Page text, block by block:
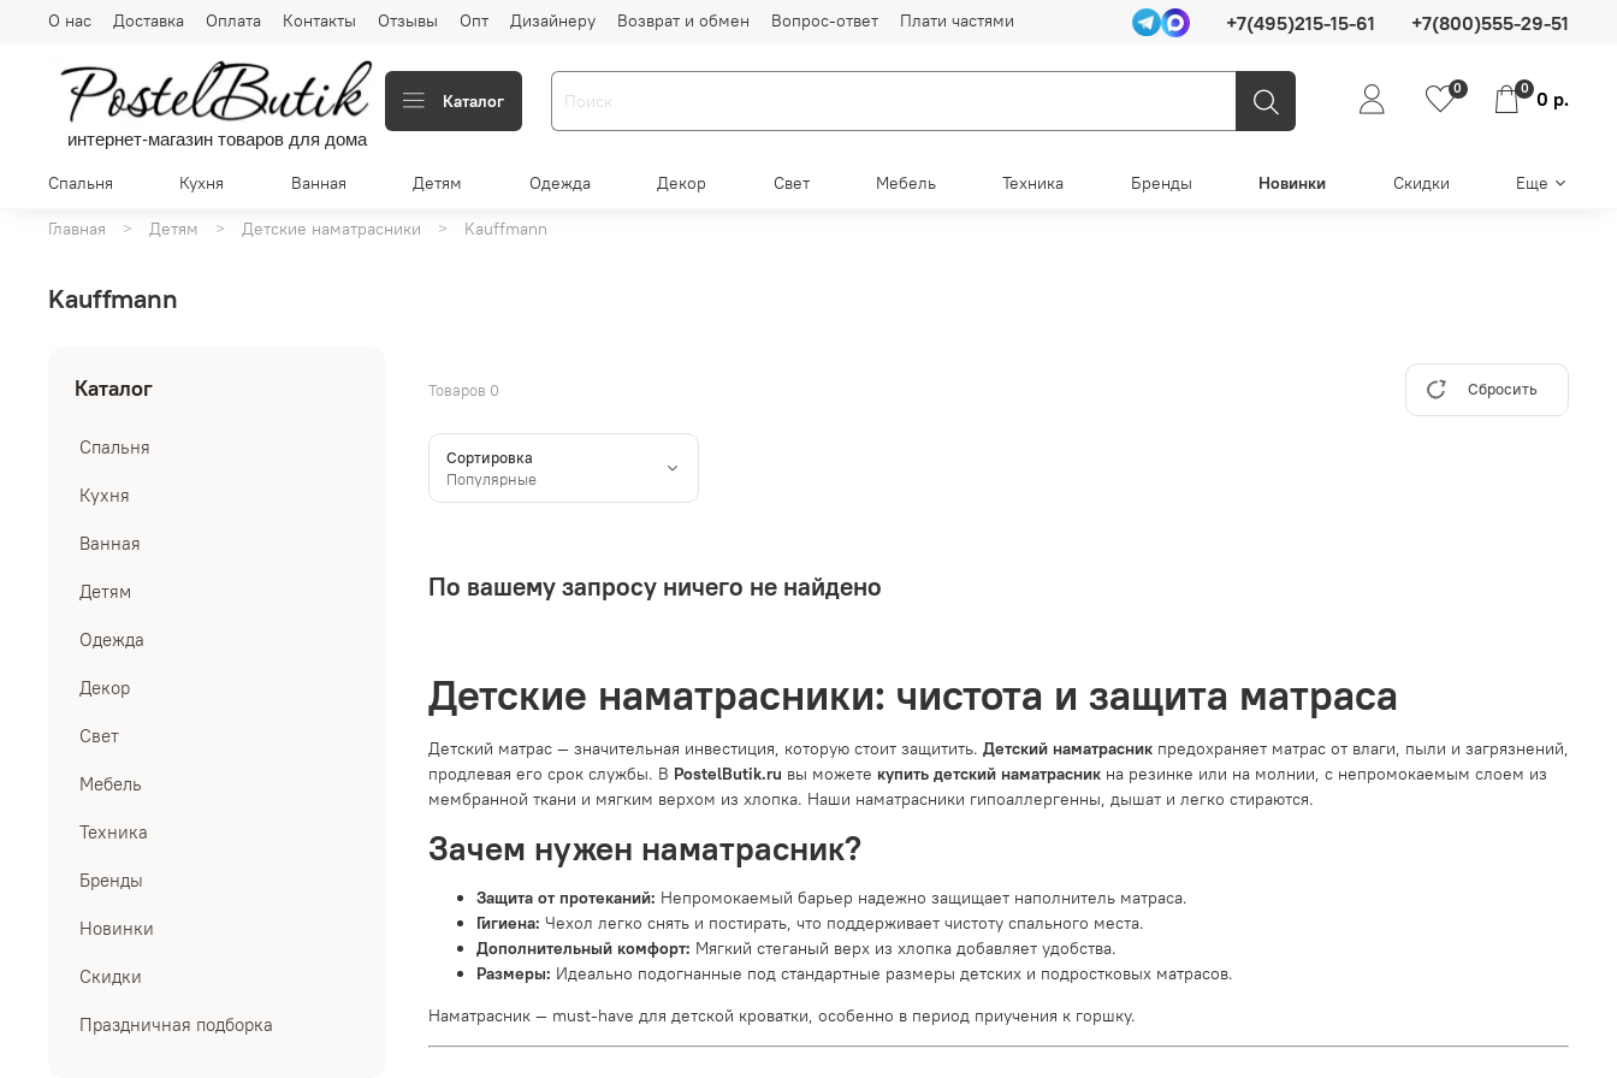
О нас Доставка Оплата Контакты Отзывы Опт Дизайнеру Возврат и обмен Вопрос-ответ Плати частями +7(495)215-15-61 +7(800)555-29-51
интернет-магазин товаров для дома
Каталог
0 0 0 р.
Спальня Кухня Ванная Детям Одежда Декор Свет Мебель Техника Бренды Новинки Скидки Еще
Главная Детям Детские наматрасники Kauffmann
Kauffmann
Товаров 0 Сбросить
Сортировка
По вашему запросу ничего не найдено
Детские наматрасники: чистота и защита матраса
Детский матрас — значительная инвестиция, которую стоит защитить. Детский наматрасникпредохраняет матрас от влаги, пыли и загрязнений,
продлевая его срок службы. В PostelButik.ru вы можете купить детский наматрасникна резинке или на молнии, с непромокаемым слоем из
мембранной ткани и мягким верхом из хлопка. Наши наматрасники гипоаллергенны, дышат и легко стираются.
Зачем нужен наматрасник?
Защита от протеканий: Непромокаемый барьер надежно защищает наполнитель матраса.
Гигиена: Чехол легко снять и постирать, что поддерживает чистоту спального места.
Дополнительный комфорт: Мягкий стеганый верх из хлопка добавляет удобства.
Размеры: Идеально подогнанные под стандартные размеры детских и подростковых матрасов.
Наматрасник — must-have для детской кроватки, особенно в период приучения к горшку.
Каталог
Спальня
Кухня
Ванная
Детям
Одежда
Декор
Свет
Мебель
Техника
Бренды
Новинки
Скидки
Праздничная подборка